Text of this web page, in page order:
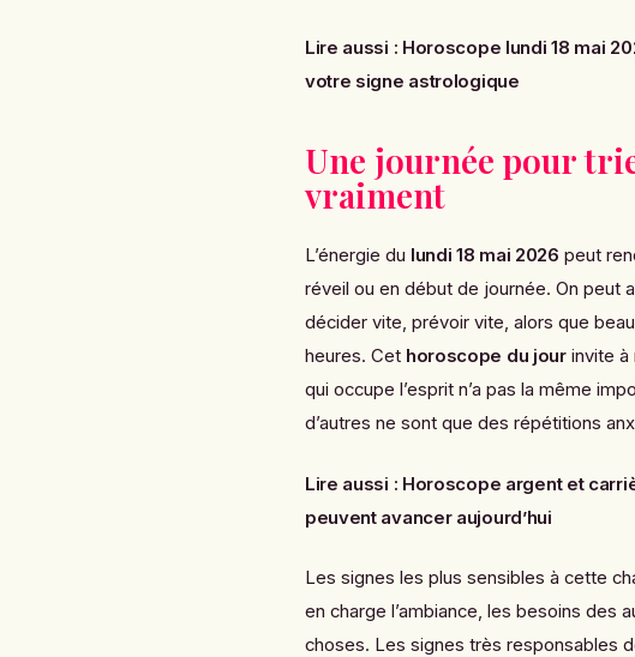
Lire aussi : Horoscope lundi 18 mai
votre signe astrologique
Une journée pour
vraiment
L’énergie du lundi 18 mai 2026 peut
réveil ou en début de journée. On peut
décider vite, prévoir vite, alors que
heures. Cet horoscope du jourinvite à
qui occupe l’esprit n’a pas la même
d’autres ne sont que des répétitions
Lire aussi : Horoscope argent et
peuvent avancer aujourd’hui
Les signes les plus sensibles à cette
en charge l’ambiance, les besoins des
choses. Les signes très responsables